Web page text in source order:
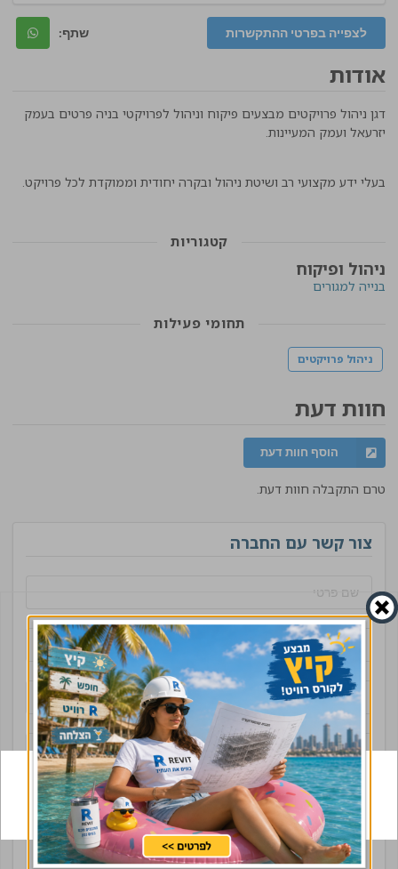
לצפייה בפרטי ההתקשרות שתף:
אודות
דגן ניהול פרויקטים מבצעים פיקוח וניהול לפרויקטי בניה פרטים בעמק
יזרעאל ועמק המעיינות.
בעלי ידע מקצועי רב ושיטת ניהול ובקרה יחודית וממוקדת לכל פרויקט.
קטגוריות
ניהול ופיקוח
בנייה למגורים
תחומי פעילות
ניהול פרויקטים
חוות דעת
הוסף חוות דעת
טרם התקבלה חוות דעת.
צור קשר עם החברה